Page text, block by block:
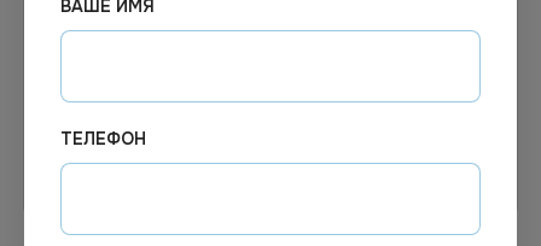
Маркер перманентный
Centropen "8566", синий,
Centropen "8559", красный,
ВАШЕ ИМЯ
ТЕЛЕФОН